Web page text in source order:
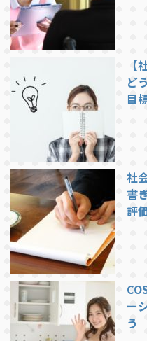
ど
目
社
書
評
ー
う